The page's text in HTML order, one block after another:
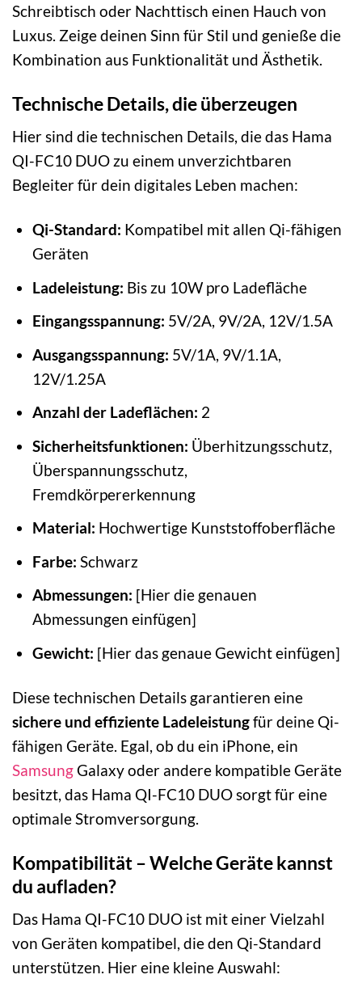
Schreibtisch oder Nachttisch einen Hauch von
Luxus. Zeige deinen Sinn für Stil und genieße die
Kombination aus Funktionalität und Ästhetik.
Technische Details, die überzeugen
Hier sind die technischen Details, die das Hama
QI-FC10 DUO zu einem unverzichtbaren
Begleiter für dein digitales Leben machen:
Qi-Standard: Kompatibel mit allen Qi-fähigen
Geräten
Ladeleistung: Bis zu 10W pro Ladefläche
Eingangsspannung: 5V/2A, 9V/2A, 12V/1.5A
Ausgangsspannung: 5V/1A, 9V/1.1A,
12V/1.25A
Anzahl der Ladeflächen: 2
Sicherheitsfunktionen: Überhitzungsschutz,
Überspannungsschutz,
Fremdkörpererkennung
Material: Hochwertige Kunststoffoberfläche
Farbe: Schwarz
Abmessungen: [Hier die genauen
Abmessungen einfügen]
Gewicht: [Hier das genaue Gewicht einfügen]
Diese technischen Details garantieren eine
sichere und effiziente Ladeleistungfür deine Qi-
fähigen Geräte. Egal, ob du ein iPhone, ein
SamsungGalaxy oder andere kompatible Geräte
besitzt, das Hama QI-FC10 DUO sorgt für eine
optimale Stromversorgung.
Kompatibilität – Welche Geräte kannst
du aufladen?
Das Hama QI-FC10 DUO ist mit einer Vielzahl
von Geräten kompatibel, die den Qi-Standard
unterstützen. Hier eine kleine Auswahl: